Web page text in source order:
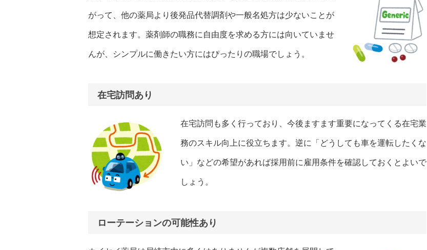
がって、他の薬局より後発品代替調剤や一般名処方は少ないことが
想定されます。薬剤師の職務に自由度を求める方には向いていませ
んが、シンプルに働きたい方にはぴったりの職場でしょう。
在宅訪問あり
在宅訪問も多く行っており、今後ますます重要になってくる在宅業
務のスキル向上に役立ちます。逆に「どうしても車を運転したくな
い」などの希望があれば採用前に雇用条件を確認しておくとよいで
しょう。
ローテーションの可能性あり